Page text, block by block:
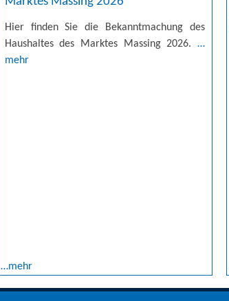
Hier finden Sie die Bekanntmachung des
Haushaltes des Marktes Massing 2026. …
mehr
…mehr